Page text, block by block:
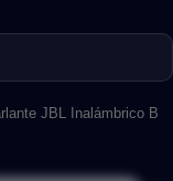
JBL Inalámbrico